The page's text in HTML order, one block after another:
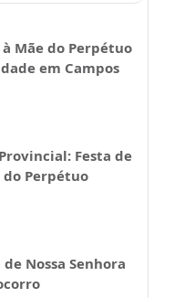
Mãe do Perpétuo
em Campos
Festa de
do Perpétuo
Nossa Senhora